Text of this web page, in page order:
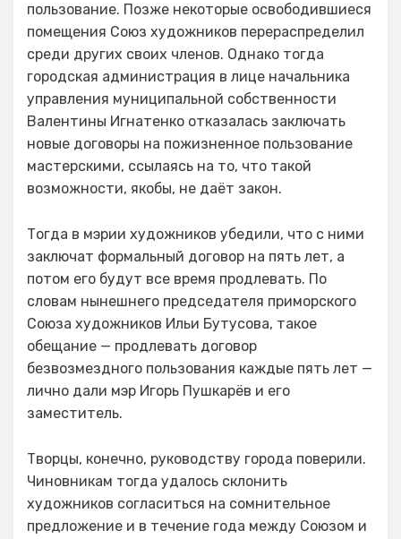
пользование. Позже некоторые освободившиеся
помещения Союз художников перераспределил
среди других своих членов. Однако тогда
городская администрация в лице начальника
управления муниципальной собственности
Валентины Игнатенко отказалась заключать
новые договоры на пожизненное пользование
мастерскими, ссылаясь на то, что такой
возможности, якобы, не даёт закон.
Тогда в мэрии художников убедили, что с ними
заключат формальный договор на пять лет, а
потом его будут все время продлевать. По
словам нынешнего председателя приморского
Союза художников Ильи Бутусова, такое
обещание — продлевать договор
безвозмездного пользования каждые пять лет —
лично дали мэр Игорь Пушкарёв и его
заместитель.
Творцы, конечно, руководству города поверили.
Чиновникам тогда удалось склонить
художников согласиться на сомнительное
предложение и в течение года между Союзом и